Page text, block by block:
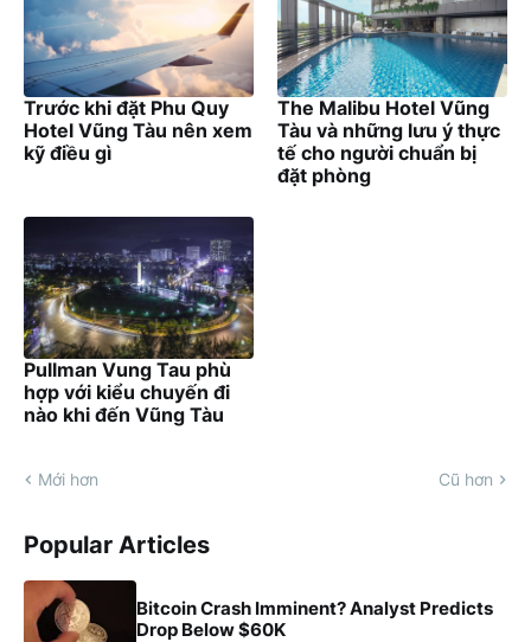
Trước khi đặt Phu Quy
Hotel Vũng Tàu nên xem
kỹ điều gì
The Malibu Hotel Vũng
Tàu và những lưu ý thực
tế cho người chuẩn bị
đặt phòng
Pullman Vung Tau phù
hợp với kiểu chuyến đi
nào khi đến Vũng Tàu
Mới hơn Cũ hơn
Popular Articles
Bitcoin Crash Imminent? Analyst Predicts
Drop Below $60K